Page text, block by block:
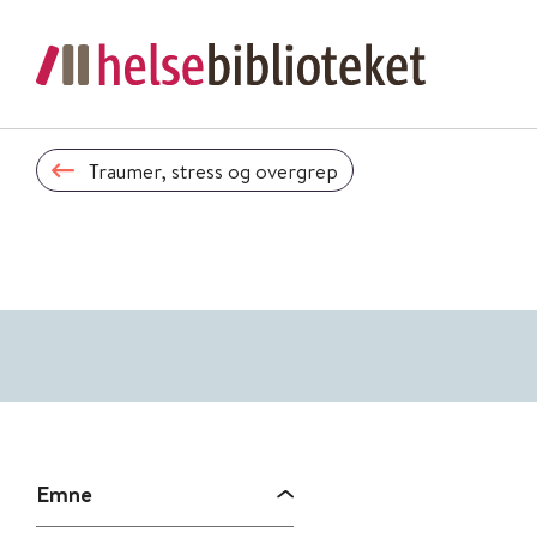
Traumer, stress og overgrep
Emne